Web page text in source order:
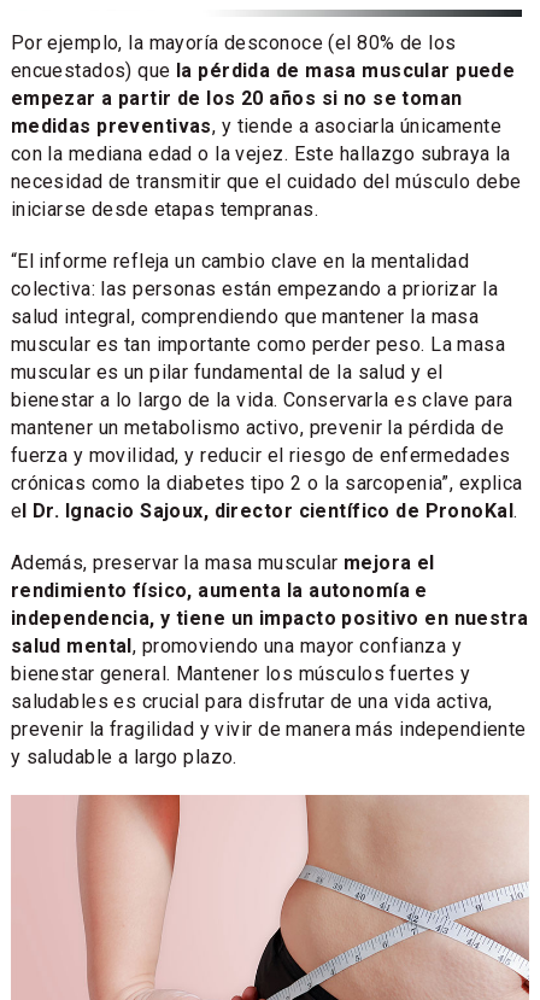
Por ejemplo, la mayoría desconoce (el 80% de los
encuestados) que la pérdida de masa muscular puede
empezar a partir de los 20 años si no se toman
medidas preventivas, y tiende a asociarla únicamente
con la mediana edad o la vejez. Este hallazgo subraya la
necesidad de transmitir que el cuidado del músculo debe
iniciarse desde etapas tempranas.
“El informe refleja un cambio clave en la mentalidad
colectiva: las personas están empezando a priorizar la
salud integral, comprendiendo que mantener la masa
muscular es tan importante como perder peso. La masa
muscular es un pilar fundamental de la salud y el
bienestar a lo largo de la vida. Conservarla es clave para
mantener un metabolismo activo, prevenir la pérdida de
fuerza y movilidad, y reducir el riesgo de enfermedades
crónicas como la diabetes tipo 2 o la sarcopenia”, explica
el Dr. Ignacio Sajoux, director científico de PronoKal.
Además, preservar la masa muscular mejora el
rendimiento físico, aumenta la autonomía e
independencia, y tiene un impacto positivo en nuestra
salud mental, promoviendo una mayor confianza y
bienestar general. Mantener los músculos fuertes y
saludables es crucial para disfrutar de una vida activa,
prevenir la fragilidad y vivir de manera más independiente
y saludable a largo plazo.